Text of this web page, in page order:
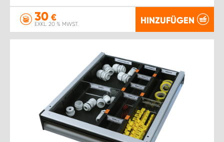
30 €
EXKL. 20 % MWST. HINZUFÜGEN